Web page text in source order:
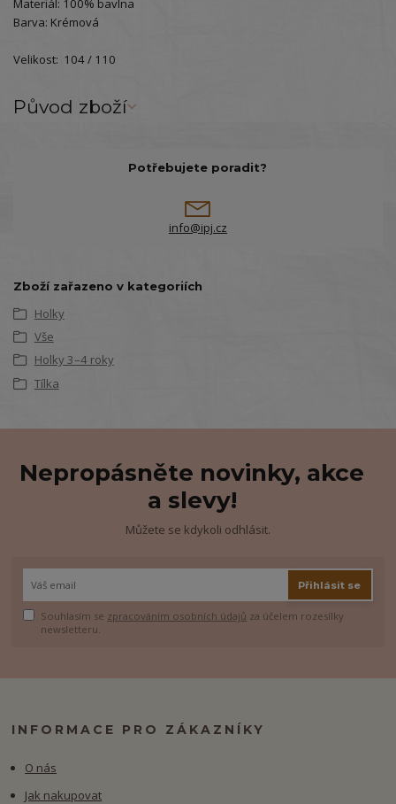
Materiál: 100% bavlna
Barva: Krémová
Velikost: 104 / 110
Původ zboží
Potřebujete poradit?
info@ipj.cz
Zboží zařazeno v kategoriích
Holky
Vše
Holky 3–4 roky
Tílka
Nepropásněte novinky, akce
a slevy!
Můžete se kdykoli odhlásit.
Přihlásit se
Souhlasím se zpracováním osobních údajů za účelem rozesílky
newsletteru.
INFORMACE PRO ZÁKAZNÍKY
O nás
Jak nakupovat